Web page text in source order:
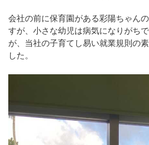
会社の前に保育園がある彩陽ちゃん
すが、小さな幼児は病気になりがち
が、当社の子育てし易い就業規則の
した。